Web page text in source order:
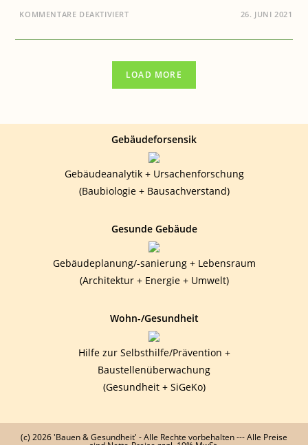
KOMMENTARE DEAKTIVIERTFÜR
AUSSTELLUNGSFLÄCHE
26. JUNI 2021
LOAD MORE
Gebäudeforsensik
Gebäudeanalytik + Ursachenforschung
(Baubiologie + Bausachverstand)
Gesunde Gebäude
Gebäudeplanung/-sanierung + Lebensraum
(Architektur + Energie + Umwelt)
Wohn-/Gesundheit
Hilfe zur Selbsthilfe/Prävention +
Baustellenüberwachung
(Gesundheit + SiGeKo)
(c) 2026 'Bauen & Gesundheit' - Alle Rechte vorbehalten --- Alle Preise